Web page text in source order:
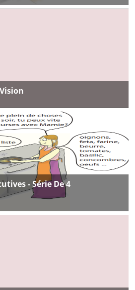
- Série De 4